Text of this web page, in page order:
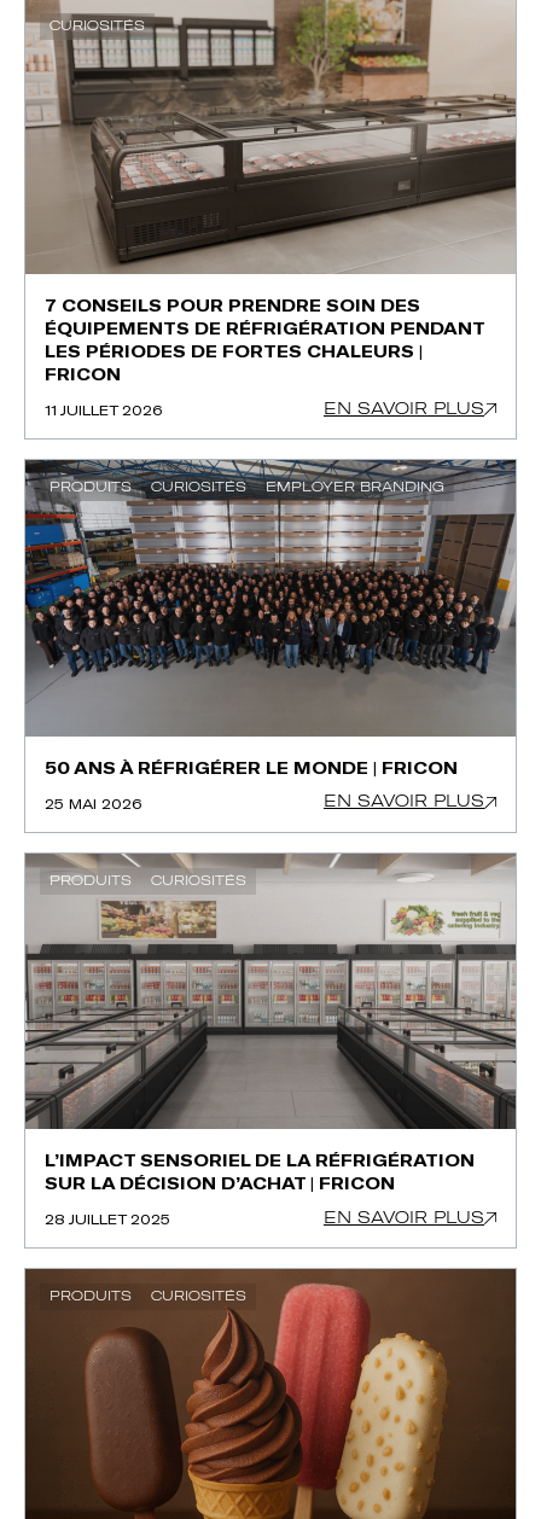
CURIOSITÉS
7 CONSEILS POUR PRENDRE SOIN DES
ÉQUIPEMENTS DE RÉFRIGÉRATION PENDANT
LES PÉRIODES DE FORTES CHALEURS |
FRICON
11 JUILLET 2026 EN SAVOIR PLUS
PRODUITS CURIOSITÉS EMPLOYER BRANDING
50 ANS À RÉFRIGÉRER LE MONDE | FRICON
25 MAI 2026 EN SAVOIR PLUS
PRODUITS CURIOSITÉS
L’IMPACT SENSORIEL DE LA RÉFRIGÉRATION
SUR LA DÉCISION D’ACHAT | FRICON
28 JUILLET 2025 EN SAVOIR PLUS
PRODUITS CURIOSITÉS